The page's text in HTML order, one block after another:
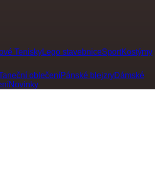
TeniskyLego stavebniceSportKostýmy
oblečeníPánské blejzryDámské
Novinky